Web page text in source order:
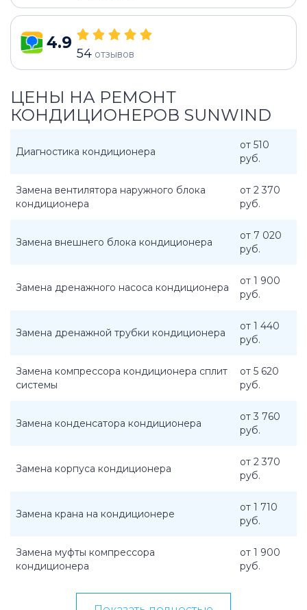
4.9
54 отзывов
ЦЕНЫ НА РЕМОНТ
КОНДИЦИОНЕРОВ SUNWIND
Диагностика кондиционера
от 510
руб.
Замена вентилятора наружного блока
кондиционера
от 2 370
руб.
Замена внешнего блока кондиционера
от 7 020
руб.
Замена дренажного насоса кондиционера
от 1 900
руб.
Замена дренажной трубки кондиционера
от 1 440
руб.
Замена компрессора кондиционера сплит
системы
от 5 620
руб.
Замена конденсатора кондиционера
от 3 760
руб.
Замена корпуса кондиционера
от 2 370
руб.
Замена крана на кондиционере
от 1 710
руб.
Замена муфты компрессора
кондиционера
от 1 900
руб.